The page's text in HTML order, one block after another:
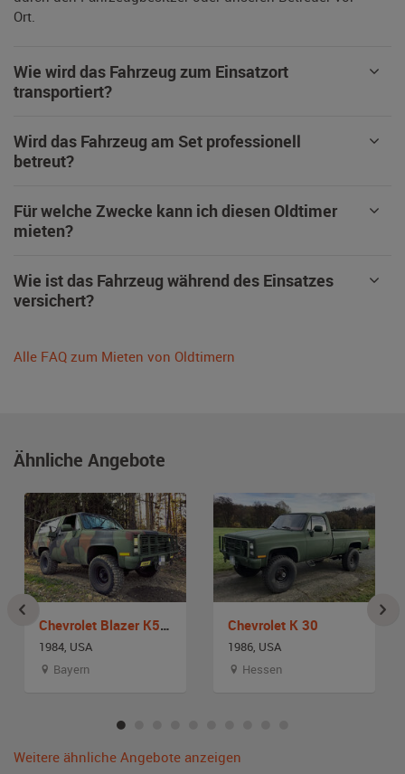
Ort.
Wie wird das Fahrzeug zum Einsatzort
transportiert?
Wird das Fahrzeug am Set professionell
betreut?
Für welche Zwecke kann ich diesen Oldtimer
mieten?
Wie ist das Fahrzeug während des Einsatzes
versichert?
Alle FAQ zum Mieten von Oldtimern
Ähnliche Angebote
Chevrolet Blazer K5 / M1009
1984, USA
Bayern
Chevrolet K 30
1986, USA
Hessen
Weitere ähnliche Angebote anzeigen